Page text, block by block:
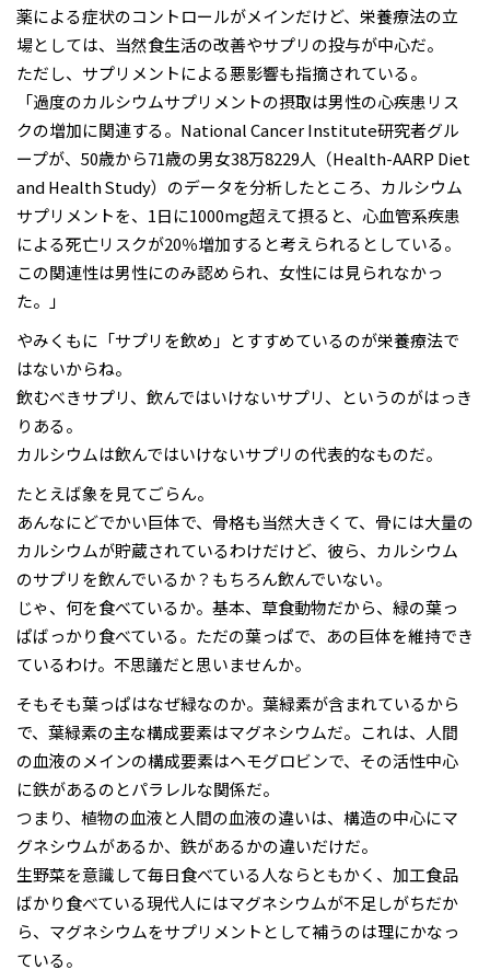
薬による症状のコントロールがメインだけど、栄養療法の立
場としては、当然食生活の改善やサプリの投与が中心だ。
ただし、サプリメントによる悪影響も指摘されている。
「過度のカルシウムサプリメントの摂取は男性の心疾患リス
クの増加に関連する。National Cancer Institute研究者グル
ープが、50歳から71歳の男女38万8229人（Health-AARP Diet
and Health Study）のデータを分析したところ、カルシウム
サプリメントを、1日に1000mg超えて摂ると、心血管系疾患
による死亡リスクが20％増加すると考えられるとしている。
この関連性は男性にのみ認められ、女性には見られなかっ
た。」
やみくもに「サプリを飲め」とすすめているのが栄養療法で
はないからね。
飲むべきサプリ、飲んではいけないサプリ、というのがはっき
りある。
カルシウムは飲んではいけないサプリの代表的なものだ。
たとえば象を見てごらん。
あんなにどでかい巨体で、骨格も当然大きくて、骨には大量の
カルシウムが貯蔵されているわけだけど、彼ら、カルシウム
のサプリを飲んでいるか？もちろん飲んでいない。
じゃ、何を食べているか。基本、草食動物だから、緑の葉っ
ぱばっかり食べている。ただの葉っぱで、あの巨体を維持でき
ているわけ。不思議だと思いませんか。
そもそも葉っぱはなぜ緑なのか。葉緑素が含まれているから
で、葉緑素の主な構成要素はマグネシウムだ。これは、人間
の血液のメインの構成要素はヘモグロビンで、その活性中心
に鉄があるのとパラレルな関係だ。
つまり、植物の血液と人間の血液の違いは、構造の中心にマ
グネシウムがあるか、鉄があるかの違いだけだ。
生野菜を意識して毎日食べている人ならともかく、加工食品
ばかり食べている現代人にはマグネシウムが不足しがちだか
ら、マグネシウムをサプリメントとして補うのは理にかなっ
ている。